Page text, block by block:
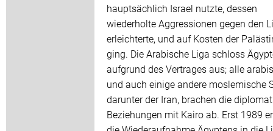
hauptsächlich Israel nutzte, dessen
wiederholte Aggressionen gegen den
erleichterte, und auf Kosten der
ging. Die Arabische Liga schloss
aufgrund des Vertrages aus; alle
und auch einige andere moslemische
darunter der Iran, brachen die
Beziehungen mit Kairo ab. Erst 1989